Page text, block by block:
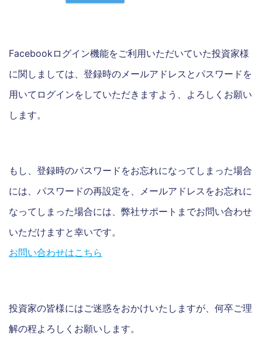
Facebookログイン機能をご利用いただいていた投資家様
に関しましては、登録時のメールアドレスとパスワードを
用いてログインをしていただきますよう、よろしくお願い
します。
もし、登録時のパスワードをお忘れになってしまった場合
には、パスワードの再設定を、メールアドレスをお忘れに
なってしまった場合には、弊社サポートまでお問い合わせ
いただけますと幸いです。
お問い合わせはこちら
投資家の皆様にはご迷惑をおかけいたしますが、何卒ご理
解の程よろしくお願いします。